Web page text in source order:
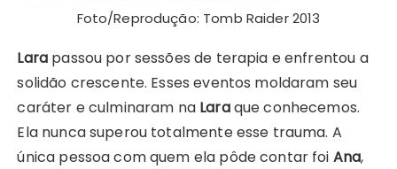
Foto/Reprodução: Tomb Raider 2013
Lara passou por sessões de terapia e enfrentou a
solidão crescente. Esses eventos moldaram seu
caráter e culminaram na Laraque conhecemos.
Ela nunca superou totalmente esse trauma. A
única pessoa com quem ela pôde contar foi Ana,